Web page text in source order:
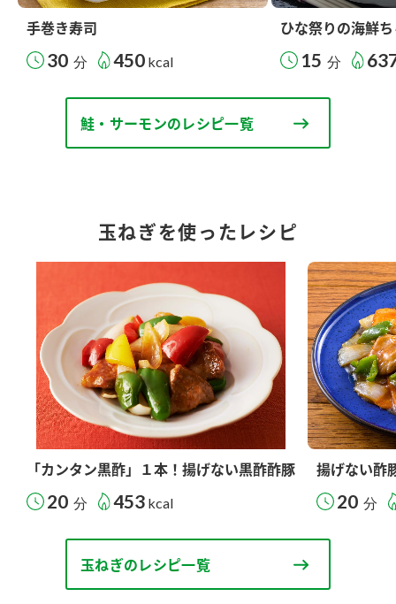
手巻き寿司
30 分 450 kcal
ひな祭りの海鮮
15 分
鮭・サーモンのレシピ一覧
玉ねぎを使ったレシピ
「カンタン黒酢」１本！揚げない黒酢酢豚
20 分 453 kcal
揚げない酢
20 分
玉ねぎのレシピ一覧